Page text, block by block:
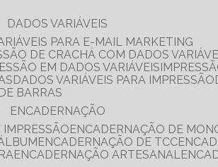
DADOS VARIÁVEIS
PARA E-MAIL MARKETING
DE CRACHÁ COM DADOS
EM DADOS VARIÁVEIS
DADOS VARIÁVEIS PARA IMPRESSÃO
BARRAS
ENCADERNAÇÃO
IMPRESSÃO
ENCADERNAÇÃO DE
ENCADERNAÇÃO DE TCC
ENCADERNAÇÃO ARTESANAL